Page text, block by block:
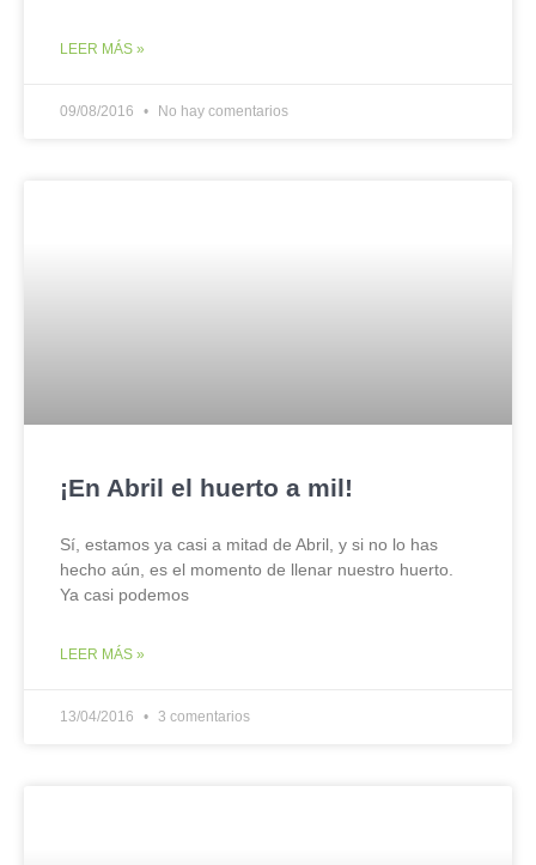
LEER MÁS »
09/08/2016 No hay comentarios
¡En Abril el huerto a mil!
Sí, estamos ya casi a mitad de Abril, y si no lo has
hecho aún, es el momento de llenar nuestro huerto.
Ya casi podemos
LEER MÁS »
13/04/2016 3 comentarios